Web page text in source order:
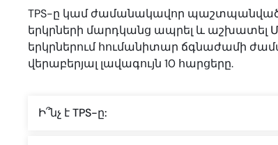
TPS-ը կամ ժամանակավոր պաշտպանված
երկրների մարդկանց ապրել և աշխատել
երկրներում հումանիտար ճգնաժամի
վերաբերյալ լավագույն 10 հարցերը.
Ի՞նչ է TPS-ը: